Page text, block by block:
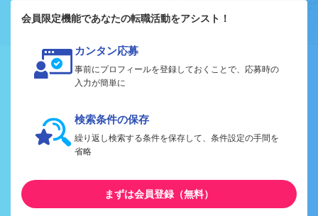
会員限定機能であなたの転職活動をアシスト！
カンタン応募
事前にプロフィールを登録しておくことで、応募時の
入力が簡単に
検索条件の保存
繰り返し検索する条件を保存して、条件設定の手間を
省略
まずは会員登録（無料）